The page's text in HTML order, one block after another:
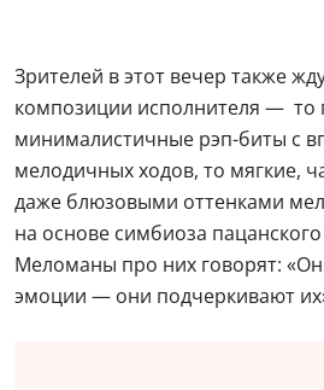
Зрителей в этот вечер также
композиции исполнителя —
минималистичные рэп-биты с
мелодичных ходов, то мягкие,
даже блюзовыми оттенками
на основе симбиоза
Меломаны про них говорят:
эмоции — они подчеркивают